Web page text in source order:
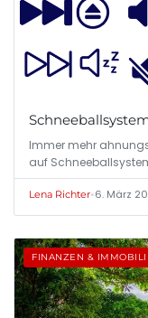
Immer mehr
auf
Lena Richter•6. März
FINANZEN &